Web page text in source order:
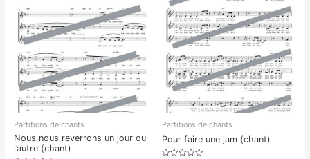
Partitions de chants
Nous nous reverrons un jour ou
l’autre (chant)
Partitions de chants
Pour faire une jam (chant)